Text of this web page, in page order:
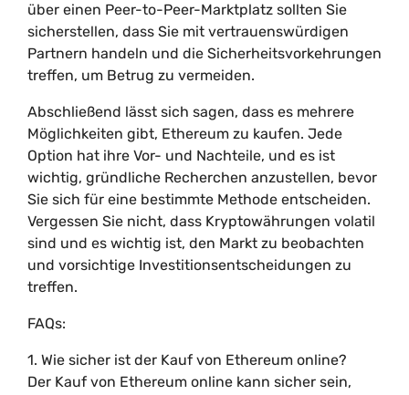
über einen Peer-to-Peer-Marktplatz sollten Sie
sicherstellen, dass Sie mit vertrauenswürdigen
Partnern handeln und die Sicherheitsvorkehrungen
treffen, um Betrug zu vermeiden.
Abschließend lässt sich sagen, dass es mehrere
Möglichkeiten gibt, Ethereum zu kaufen. Jede
Option hat ihre Vor- und Nachteile, und es ist
wichtig, gründliche Recherchen anzustellen, bevor
Sie sich für eine bestimmte Methode entscheiden.
Vergessen Sie nicht, dass Kryptowährungen volatil
sind und es wichtig ist, den Markt zu beobachten
und vorsichtige Investitionsentscheidungen zu
treffen.
FAQs:
1. Wie sicher ist der Kauf von Ethereum online?
Der Kauf von Ethereum online kann sicher sein,